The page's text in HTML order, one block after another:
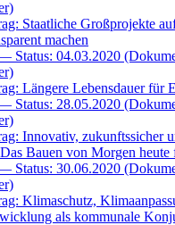
Staatliche Großprojekte
machen
Status: 04.03.2020
Längere Lebensdauer für
Status: 28.05.2020
Innovativ, zukunftssicher
Bauen von Morgen heute
Status: 30.06.2020
Klimaschutz,
als kommunale